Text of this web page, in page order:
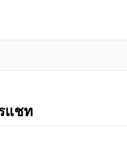
แชท